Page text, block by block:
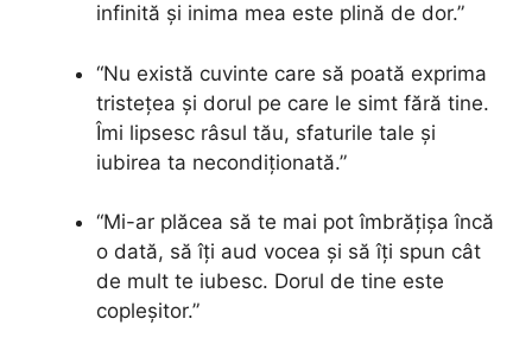
infinită și inima mea este plină de dor.”
“Nu există cuvinte care să poată exprima
tristețea și dorul pe care le simt fără tine.
Îmi lipsesc râsul tău, sfaturile tale și
iubirea ta necondiționată.”
“Mi-ar plăcea să te mai pot îmbrățișa încă
o dată, să îți aud vocea și să îți spun cât
de mult te iubesc. Dorul de tine este
copleșitor.”